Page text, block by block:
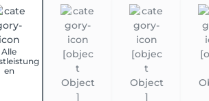
Alle
en